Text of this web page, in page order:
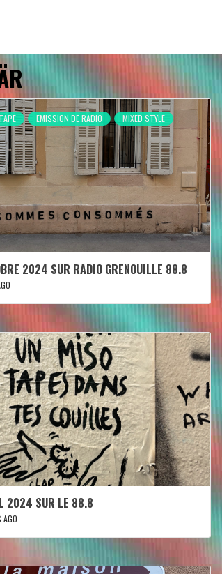
EMISSION DE RADIO MIXED STYLE
2024 SUR RADIO GRENOUILLE 88.8
2024 SUR LE 88.8